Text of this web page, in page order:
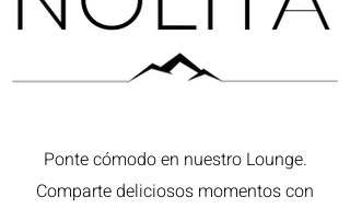
Ponte cómodo en nuestro Lounge.
Comparte deliciosos momentos con